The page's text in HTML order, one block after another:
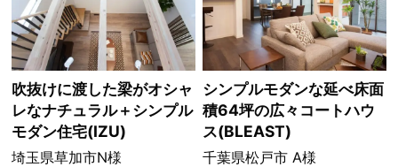
吹抜けに渡した梁がオシャ
レなナチュラル＋シンプル
モダン住宅(IZU)
埼玉県草加市N様
シンプルモダンな延べ床面
積64坪の広々コートハウ
ス(BLEAST)
千葉県松戸市 A様